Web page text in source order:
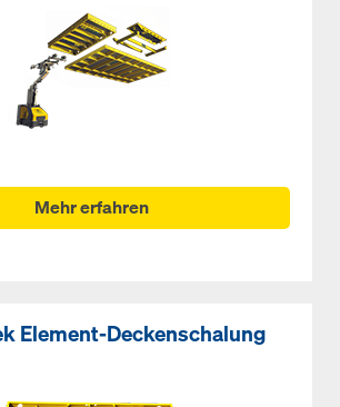
Mehr erfahren
Element-Deckenschalung